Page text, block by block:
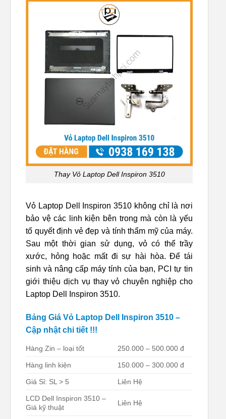
Thay Vỏ Laptop Dell Inspiron 3510
Vỏ Laptop Dell Inspiron 3510 không chỉ là nơi
bảo vệ các linh kiện bên trong mà còn là yếu
tố quyết định vẻ đẹp và tính thẩm mỹ của máy.
Sau một thời gian sử dụng, vỏ có thể trầy
xước, hỏng hoặc mất đi sự hài hòa. Để tái
sinh và nâng cấp máy tính của bạn, PCI tự tin
giới thiệu dịch vụ thay vỏ chuyên nghiệp cho
Laptop Dell Inspiron 3510.
Bảng Giá Vỏ Laptop Dell Inspiron 3510 –
Cập nhật chi tiết !!!
Hàng Zin – loại tốt 250.000 – 500.000 đ
Hàng linh kiện 150.000 – 300.000 đ
Giá Sỉ: SL > 5 Liên Hệ
LCD Dell Inspiron 3510 –
Giá kỹ thuật
Liên Hệ